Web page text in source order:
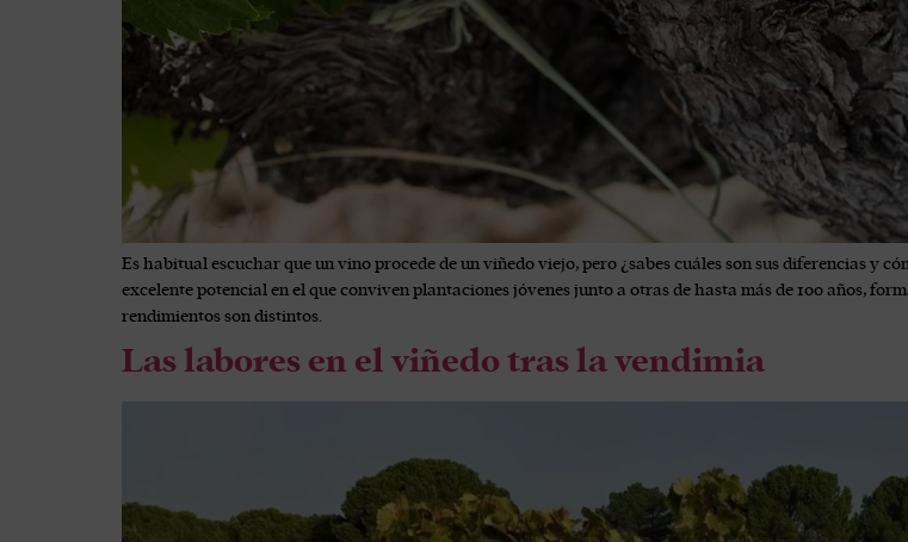
Es habitual escuchar que un vino procede de un viñedo viejo, pero ¿sabes cuáles son sus diferencias y
excelente potencial en el que conviven plantaciones jóvenes junto a otras de hasta más de 100 años,
rendimientos son distintos.
Las labores en el viñedo tras la vendimia